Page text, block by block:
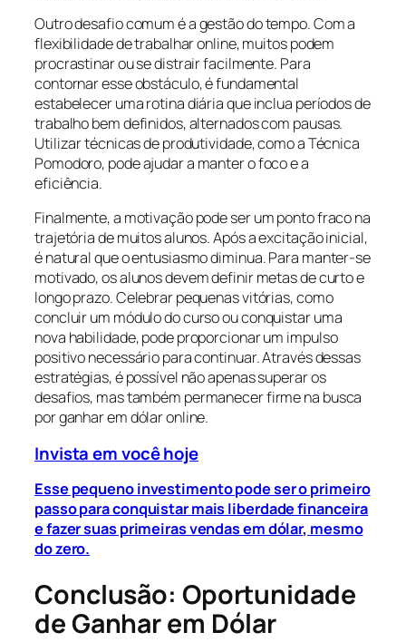
Outro desafio comum é a gestão do tempo. Com a
flexibilidade de trabalhar online, muitos podem
procrastinar ou se distrair facilmente. Para
contornar esse obstáculo, é fundamental
estabelecer uma rotina diária que inclua períodos de
trabalho bem definidos, alternados com pausas.
Utilizar técnicas de produtividade, como a Técnica
Pomodoro, pode ajudar a manter o foco e a
eficiência.
Finalmente, a motivação pode ser um ponto fraco na
trajetória de muitos alunos. Após a excitação inicial,
é natural que o entusiasmo diminua. Para manter-se
motivado, os alunos devem definir metas de curto e
longo prazo. Celebrar pequenas vitórias, como
concluir um módulo do curso ou conquistar uma
nova habilidade, pode proporcionar um impulso
positivo necessário para continuar. Através dessas
estratégias, é possível não apenas superar os
desafios, mas também permanecer firme na busca
por ganhar em dólar online.
Invista em você hoje
Esse pequeno investimento pode ser o primeiro
passo para conquistar mais liberdade financeira
e fazer suas primeiras vendas em dólar, mesmo
do zero.
Conclusão: Oportunidade
de Ganhar em Dólar